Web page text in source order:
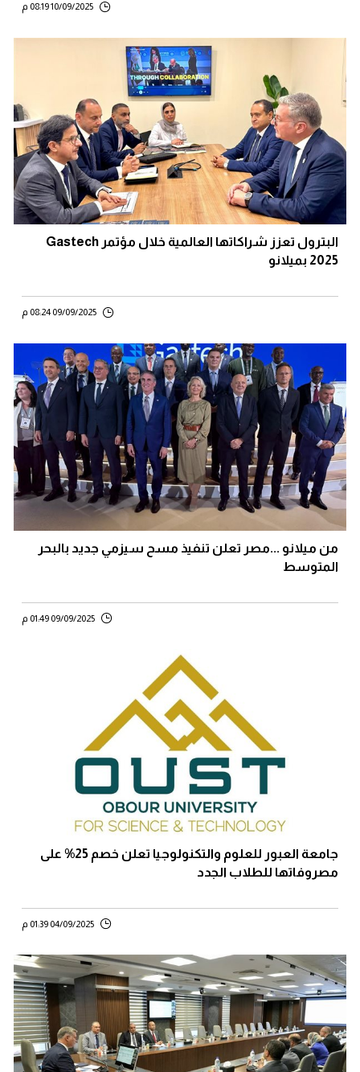
10/09/2025 08:19 م
البترول تعزز شراكاتها العالمية خلال مؤتمر Gastech
2025 بميلانو
09/09/2025 08:24 م
من ميلانو ...مصر تعلن تنفيذ مسح سيزمي جديد بالبحر
المتوسط
09/09/2025 01:49 م
جامعة العبور للعلوم والتكنولوجيا تعلن خصم 25% على
مصروفاتها للطلاب الجدد
04/09/2025 01:39 م